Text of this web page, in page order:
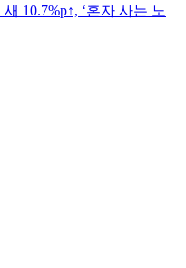
10.7%p↑, ‘혼자 사는 노